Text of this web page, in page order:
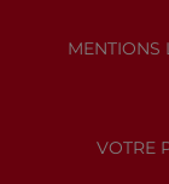
MENTIONS
VOTRE